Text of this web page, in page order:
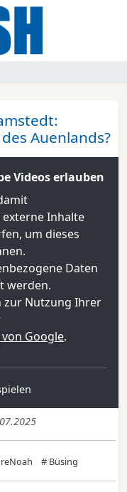
Auenlands?
Videos erlauben
Inhalte
um dieses
Daten
werden.
Nutzung Ihrer
Google.
# Büsing